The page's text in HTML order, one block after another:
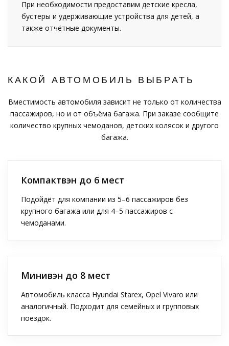
При необходимости предоставим детские кресла,
бустеры и удерживающие устройства для детей, а
также отчётные документы.
КАКОЙ АВТОМОБИЛЬ ВЫБРАТЬ
Вместимость автомобиля зависит не только от количества
пассажиров, но и от объёма багажа. При заказе сообщите
количество крупных чемоданов, детских колясок и другого
багажа.
Компактвэн до 6 мест
Подойдёт для компании из 5–6 пассажиров без
крупного багажа или для 4–5 пассажиров с
чемоданами.
Минивэн до 8 мест
Автомобиль класса Hyundai Starex, Opel Vivaro или
аналогичный. Подходит для семейных и групповых
поездок.